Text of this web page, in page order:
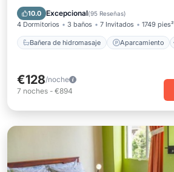
10.0 Excepcional(95 Reseñas)
4 Dormitorios 3 baños 7 Invitados 1749 pies²
Bañera de hidromasaje Aparcamiento
Piscina
Spa
€128/noche
7 noches - €894